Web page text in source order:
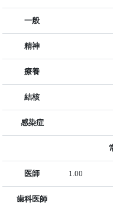
一般
精神
療養
結核
感染症
医師 1.00
歯科医師